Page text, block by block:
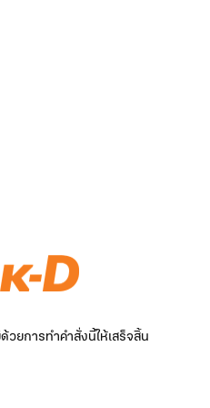
ยการทำคำสั่งนี้ให้เสร็จสิ้น